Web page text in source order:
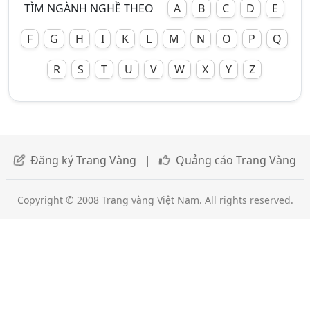
TÌM NGÀNH NGHỀ THEO A B C D
E
F
G H I K L M N O P
Q
R
S T U V W X Y Z
Đăng ký Trang Vàng | Quảng cáo Trang Vàng
Copyright © 2008 Trang vàng Việt Nam. All rights reserved.